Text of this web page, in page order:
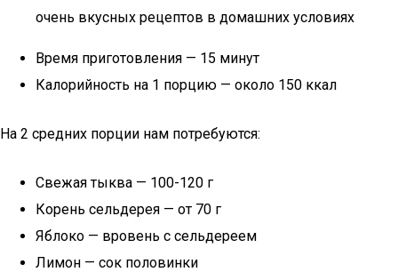
очень вкусных рецептов в домашних условиях
Время приготовления — 15 минут
Калорийность на 1 порцию — около 150 ккал
На 2 средних порции нам потребуются:
Свежая тыква — 100-120 г
Корень сельдерея — от 70 г
Яблоко — вровень с сельдереем
Лимон — сок половинки